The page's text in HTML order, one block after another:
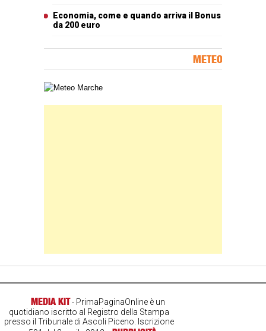
Economia, come e quando arriva il Bonus
da 200 euro
METEO
Carta meteorologica delle Marche
MEDIA KIT- PrimaPaginaOnline è un
quotidiano iscritto al Registro della Stampa
presso il Tribunale di Ascoli Piceno. Iscrizione